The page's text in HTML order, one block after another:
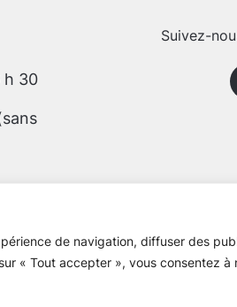
de navigation, diffuser des
« Tout accepter », vous consentez à
h 30
Suivez-